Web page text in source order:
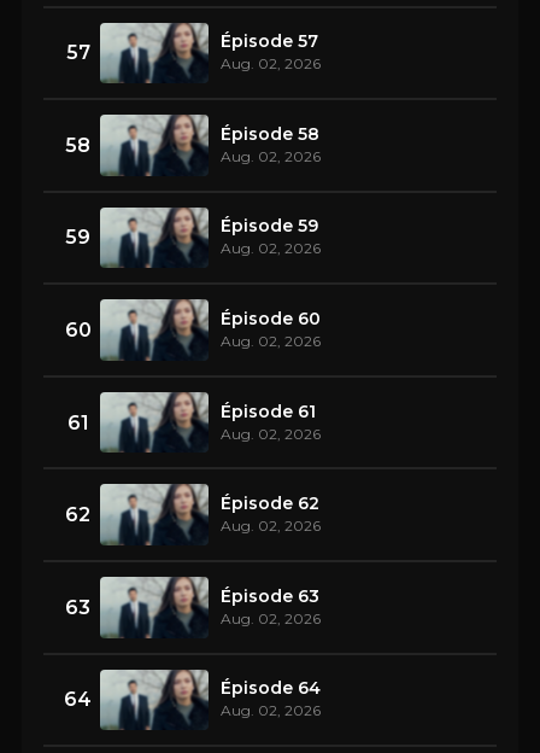
57 Épisode 57
Aug. 02, 2026
58 Épisode 58
Aug. 02, 2026
59 Épisode 59
Aug. 02, 2026
60 Épisode 60
Aug. 02, 2026
61 Épisode 61
Aug. 02, 2026
62 Épisode 62
Aug. 02, 2026
63 Épisode 63
Aug. 02, 2026
64 Épisode 64
Aug. 02, 2026